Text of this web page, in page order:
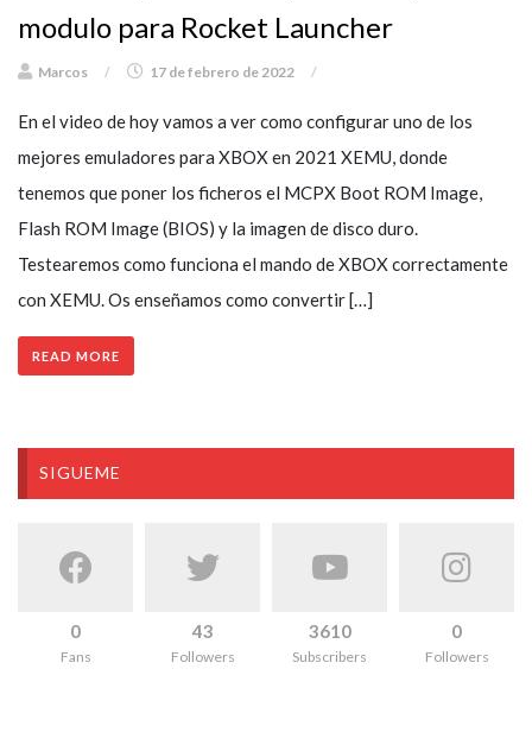
modulo para Rocket Launcher
Marcos / 17 de febrero de 2022 /
En el video de hoy vamos a ver como configurar uno de los
mejores emuladores para XBOX en 2021 XEMU, donde
tenemos que poner los ficheros el MCPX Boot ROM Image,
Flash ROM Image (BIOS) y la imagen de disco duro.
Testearemos como funciona el mando de XBOX correctamente
con XEMU. Os enseñamos como convertir […]
READ MORE
SIGUEME
0
Fans
43
Followers
3610
Subscribers
0
Followers